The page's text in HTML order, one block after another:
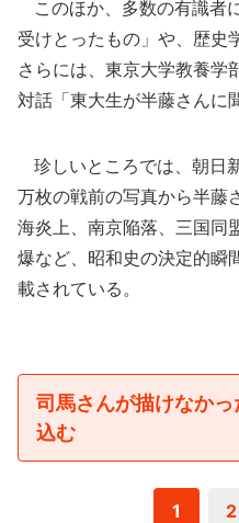
このほか、多数の有識者
受けとったもの」や、歴史
さらには、東京大学教養学
対話「東大生が半藤さんに
珍しいところでは、朝日
万枚の戦前の写真から半藤
海炎上、南京陥落、三国同
爆など、昭和史の決定的瞬
載されている。
司馬さんが描けなか
込む
1 2